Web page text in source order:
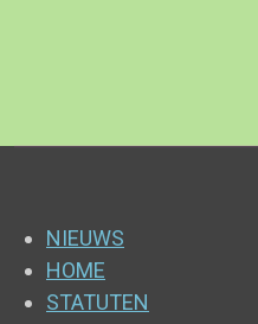
NIEUWS
HOME
STATUTEN